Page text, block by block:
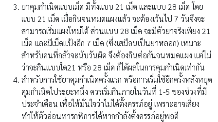
ยาคุมกำเนิดแบบเม็ด มีทั้งแบบ 21 เม็ด และแบบ 28 เม็ด โดย
แบบ 21 เม็ด เมื่อกินจนหมดแผงแล้ว จะต้องเว้นไป 7 วันจึงจะ
สามารถเริ่มแผงใหม่ได้ ส่วนแบบ 28 เม็ด จะมีตัวยาจริงเพียง 21
เม็ด และมีเม็ดแป้งอีก 7 เม็ด (ซึ่งเสมือนเป็นยาหลอก) เหมาะ
สำหรับคนที่กลัวจะนับวันผิด จึงต้องกินต่อกันจนหมดแผง แต่ไม่
ว่าจะกินแบบใด21 หรือ 28 เม็ด ก็ได้ผลในการคุมกำเนิดเท่ากัน
สำหรับการใช้ยาคุมกำเนิดครั้งแรก หรือการเริ่มใช้อีกครั้งหลังหยุด
คุมกำเนิดไประยะหนึ่ง ควรเริ่มกินภายในวันที่ 1-5 ของช่วงที่มี
ประจำเดือน เพื่อให้มั่นใจว่าไม่ได้ตั้งครรภ์อยู่ เพราะอาจเสี่ยง
ทำให้ตัวอ่อนทารกพิการได้หากกำลังตั้งครรภ์อยู่พอดี